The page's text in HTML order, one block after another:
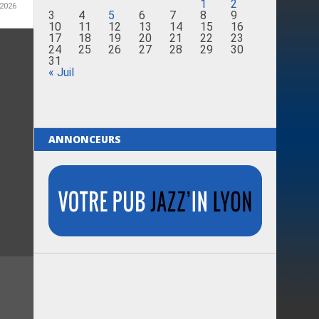
1
2
3
4 5 6 7 8
9
10
11 12 13 14 15
16
17
18 19 20 21 22
23
24
25 26 27 28 29
30
31
« Juil
ANNONCEURS